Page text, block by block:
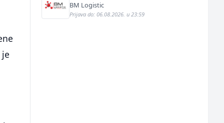
BM Logistic
Prijava do: 06.08.2026. u 23:59